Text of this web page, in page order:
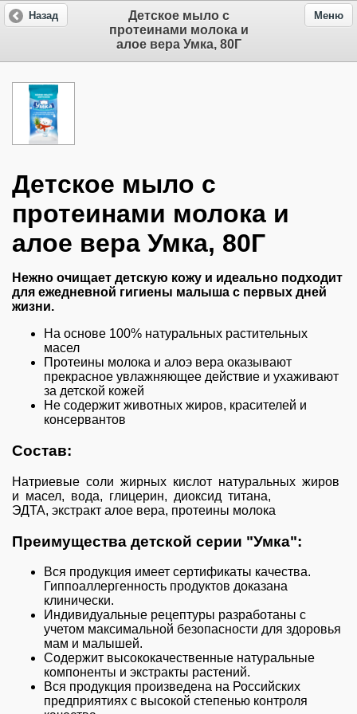
Детское мыло с
протеинами молока и
алое вера Умка, 80Г
Назад Меню
Детское мыло с
протеинами молока и
алое вера Умка, 80Г
Нежно очищает детскую кожу и идеально подходит
для ежедневной гигиены малыша с первых дней
жизни.
На основе 100% натуральных растительных
масел
Протеины молока и алоэ вера оказывают
прекрасное увлажняющее действие и ухаживают
за детской кожей
Не содержит животных жиров, красителей и
консервантов
Состав:
Натриевые соли жирных кислот натуральных жиров
и масел, вода, глицерин, диоксид титана,
ЭДТА, экстракт алое вера, протеины молока
Преимущества детской серии "Умка":
Вся продукция имеет сертификаты качества.
Гиппоаллергенность продуктов доказана
клинически.
Индивидуальные рецептуры разработаны с
учетом максимальной безопасности для здоровья
мам и малышей.
Содержит высококачественные натуральные
компоненты и экстракты растений.
Вся продукция произведена на Российских
предприятиях с высокой степенью контроля